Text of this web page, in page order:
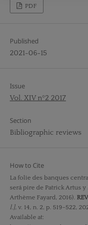
PDF
Published
2021-06-15
Issue
Vol. XIV nº2 2017
Section
Bibliographic reviews
How to Cite
La folie des banques
será pire de Patrick Artus
Arthème Fayard, 2016).
l.], v. 14, n. 2, p. 519–522,
Available at: